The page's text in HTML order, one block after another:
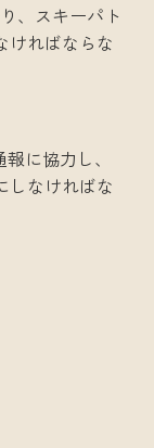
、スキーパト
ければならな
に協力し、
しなければな